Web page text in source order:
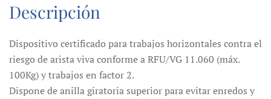
Descripción
Dispositivo certificado para trabajos horizontales contra el
riesgo de arista viva conforme a RFU/VG 11.060 (máx.
100Kg) y trabajos en factor 2.
Dispone de anilla giratoria superior para evitar enredos y